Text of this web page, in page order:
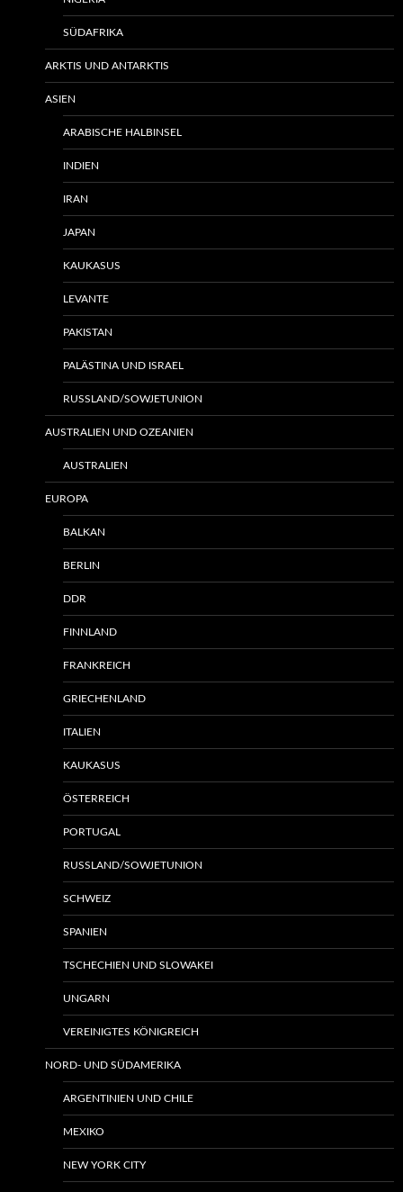
SÜDAFRIKA
ARKTIS UND ANTARKTIS
ASIEN
ARABISCHE HALBINSEL
INDIEN
IRAN
JAPAN
KAUKASUS
LEVANTE
PAKISTAN
PALÄSTINA UND ISRAEL
RUSSLAND/SOWJETUNION
AUSTRALIEN UND OZEANIEN
AUSTRALIEN
EUROPA
BALKAN
BERLIN
DDR
FINNLAND
FRANKREICH
GRIECHENLAND
ITALIEN
KAUKASUS
ÖSTERREICH
PORTUGAL
RUSSLAND/SOWJETUNION
SCHWEIZ
SPANIEN
TSCHECHIEN UND SLOWAKEI
UNGARN
VEREINIGTES KÖNIGREICH
NORD- UND SÜDAMERIKA
ARGENTINIEN UND CHILE
MEXIKO
NEW YORK CITY